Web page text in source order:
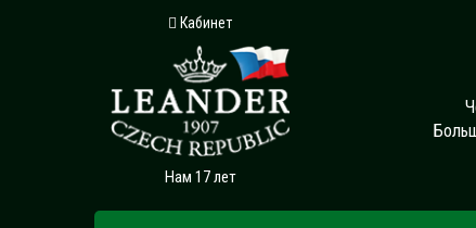
Кабинет
Нам 17 лет